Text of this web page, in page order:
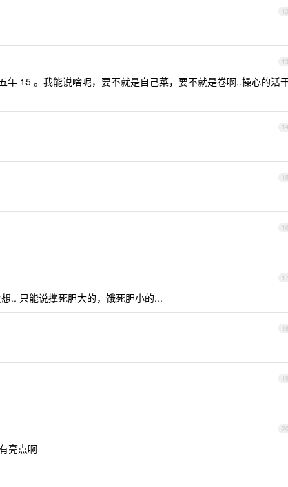
12
13
15 。我能说啥呢，要不就是自己菜，要不就是卷啊..操心的活
14
15
16
17
.. 只能说撑死胆大的，饿死胆小的...
18
19
20
亮点啊